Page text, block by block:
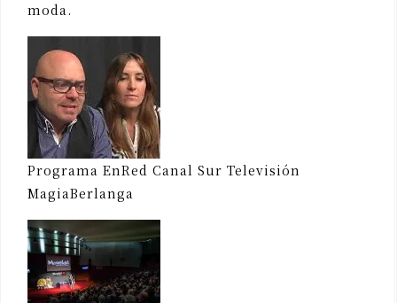
moda.
Programa EnRed Canal Sur Televisión
MagiaBerlanga